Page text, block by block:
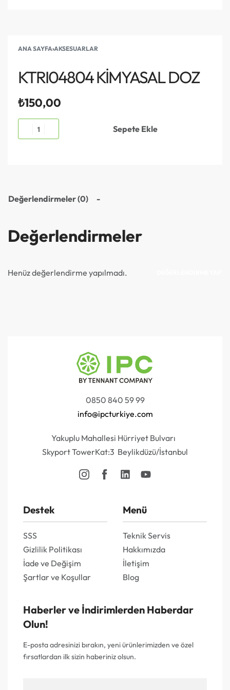
ANA SAYFA›AKSESUARLAR
KTRI04804 KİMYASAL DOZ
₺150,00
Sepete Ekle
Değerlendirmeler (0)
Değerlendirmeler
Henüz değerlendirme yapılmadı.
0850 840 59 99
info@ipcturkiye.com
Yakuplu Mahallesi Hürriyet Bulvarı
Skyport TowerKat:3 Beylikdüzü/İstanbul
Destek
SSS
Gizlilik Politikası
İade ve Değişim
Şartlar ve Koşullar
Menü
Teknik Servis
Hakkımızda
İletişim
Blog
Haberler ve İndirimlerden Haberdar
Olun!
E-posta adresinizi bırakın, yeni ürünlerimizden ve özel
fırsatlardan ilk sizin haberiniz olsun.